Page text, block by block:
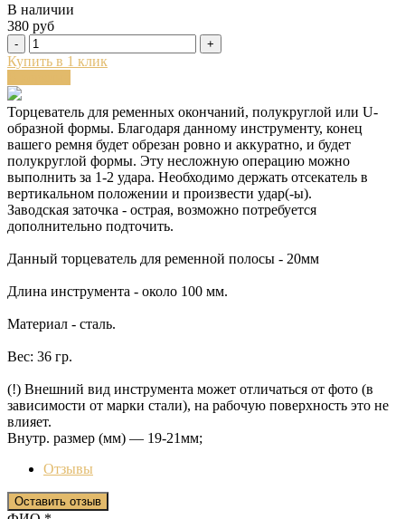
В наличии
380 руб
- +
Купить в 1 клик
Торцеватель для ременных окончаний, полукруглой или U-
образной формы. Благодаря данному инструменту, конец
вашего ремня будет обрезан ровно и аккуратно, и будет
полукруглой формы. Эту несложную операцию можно
выполнить за 1-2 удара. Необходимо держать отсекатель в
вертикальном положении и произвести удар(-ы).
Заводская заточка - острая, возможно потребуется
дополнительно подточить.
Данный торцеватель для ременной полосы - 20мм
Длина инструмента - около 100 мм.
Материал - сталь.
Вес: 36 гр.
(!) Внешний вид инструмента может отличаться от фото (в
зависимости от марки стали), на рабочую поверхность это не
влияет.
Внутр. размер (мм) — 19-21мм;
Отзывы
Оставить отзыв